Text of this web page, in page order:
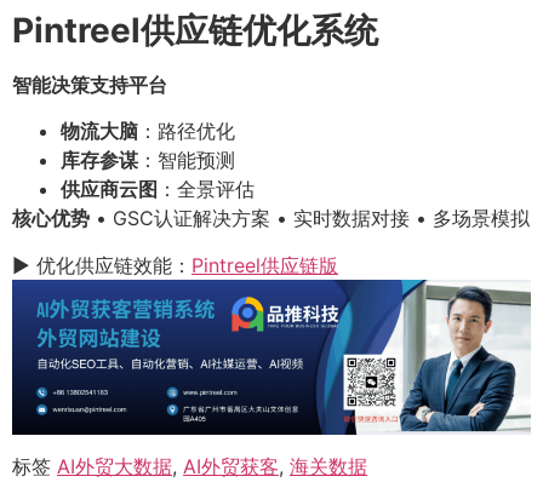
Pintreel供应链优化系统
智能决策支持平台
物流大脑 ：路径优化
库存参谋 ：智能预测
供应商云图 ：全景评估
核心优势 • GSC认证解决方案 • 实时数据对接 • 多场景模拟
▶ 优化供应链效能： Pintreel供应链版
标签 AI外贸大数据, AI外贸获客, 海关数据